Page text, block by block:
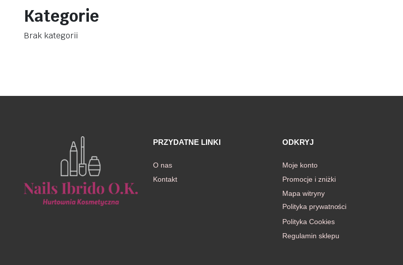
Kategorie
Brak kategorii
PRZYDATNE LINKI
O nas
Kontakt
ODKRYJ
Moje konto
Promocje i zniżki
Mapa witryny
Polityka prywatności
Polityka Cookies
Regulamin sklepu